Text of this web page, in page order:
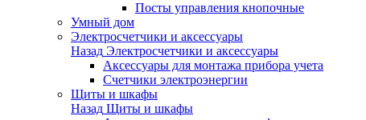
Посты управления кнопочные
Умный дом
Электросчетчики и аксессуары
Назад Электросчетчики и аксессуары
Аксессуары для монтажа прибора учета
Счетчики электроэнергии
Щиты и шкафы
Назад Щиты и шкафы